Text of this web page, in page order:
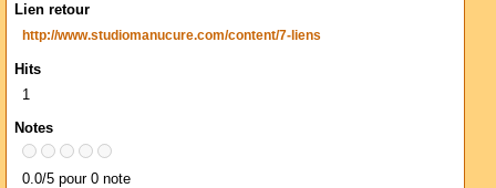
Lien retour
http://www.studiomanucure.com/content/7-liens
Hits
1
Notes
0.0/5 pour 0 note